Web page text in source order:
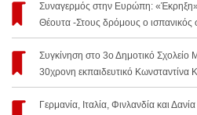
Συναγερμός στην Ευρώπη: «Έκρηξη»
Θέουτα -Στους δρόμους ο ισπανικός
Συγκίνηση στο 3ο Δημοτικό Σχολείο
30χρονη εκπαιδευτικό Κωνσταντίνα
Γερμανία, Ιταλία, Φινλανδία και